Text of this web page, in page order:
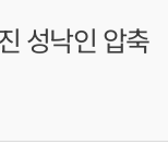
성낙인 압축